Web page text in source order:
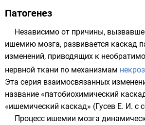
Патогенез
Независимо от причины,
ишемию мозга, развивается каскад
изменений, приводящих к
нервной ткани по механизмам
Эта серия взаимосвязанных
название «патобиохимический
«ишемический каскад» (Гусев Е. И. с
Процесс ишемии мозга